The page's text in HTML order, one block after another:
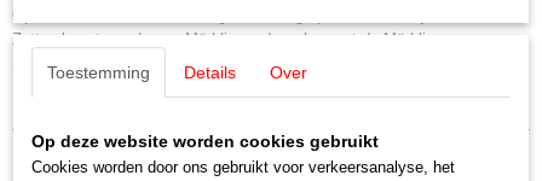
Op de succesvolle Märklin Digital Infodag op 15 februari bij MBTRAINS in
Zetten beantwoorde een Märklin-medewerker met de Märklin-
Seminarbaan vragen rondom de digitale meertreinenbesturing.
Toestemming Details Over
Op deze website worden cookies gebruikt
Cookies worden door ons gebruikt voor verkeersanalyse, het